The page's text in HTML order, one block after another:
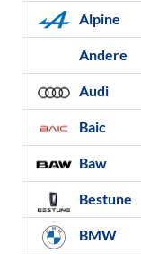
Alpine
Andere
Audi
Baic
Baw
Bestune
BMW